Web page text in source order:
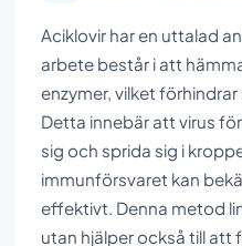
Aciklovir har en uttalad
arbete består i att
enzymer, vilket förhindrar
Detta innebär att virus
sig och sprida sig i
immunförsvaret kan
effektivt. Denna metod
utan hjälper också till att